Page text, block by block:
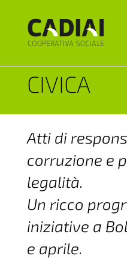
CIVICA
Atti di
corruzione e
legalità.
Un ricco
iniziative a
e aprile.